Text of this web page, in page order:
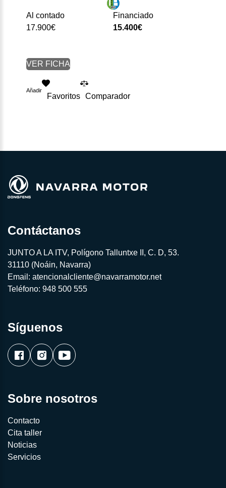
Al contado
17.900€
Financiado
15.400€
VER FICHA
Añadir
Favoritos Comparador
Contáctanos
JUNTO A LA ITV, Polígono Talluntxe II, C. D, 53.
31110 (Noáin, Navarra)
Email: atencionalcliente@navarramotor.net
Teléfono: 948 500 555
Síguenos
Sobre nosotros
Contacto
Cita taller
Noticias
Servicios